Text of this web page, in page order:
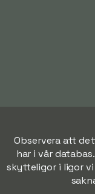
Observera att
har i vår
skytteligor i ligor